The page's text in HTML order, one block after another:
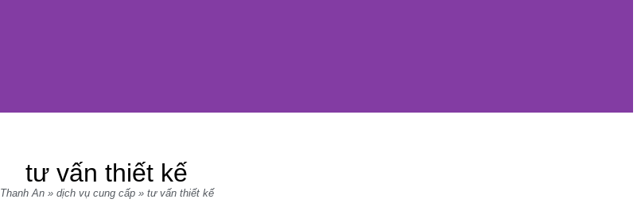
tư vấn thiết kế
Thanh An» dịch vụ cung cấp» tư vấn thiết kế